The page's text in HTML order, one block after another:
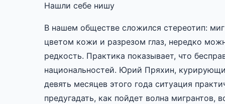
Нашли себе нишу
В нашем обществе сложился стереотип:
цветом кожи и разрезом глаз, нередко
редкость. Практика показывает, что
национальностей. Юрий Пряхин,
девять месяцев этого года ситуация
предугадать, как пойдет волна мигрантов,